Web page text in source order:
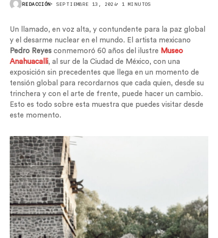
REDACCIÓN SEPTIEMBRE 13, 2024 1 MINUTOS
Un llamado, en voz alta, y contundente para la paz global
y el desarme nuclear en el mundo. El artista mexicano
Pedro Reyes conmemoró 60 años del ilustre Museo
Anahuacalli, al sur de la Ciudad de México, con una
exposición sin precedentes que llega en un momento de
tensión global para recordarnos que cada quien, desde su
trinchera y con el arte de frente, puede hacer un cambio.
Esto es todo sobre esta muestra que puedes visitar desde
este momento.